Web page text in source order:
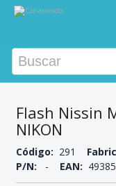
Flash Nissin
NIKON
Código: 291
P/N:
- EAN: